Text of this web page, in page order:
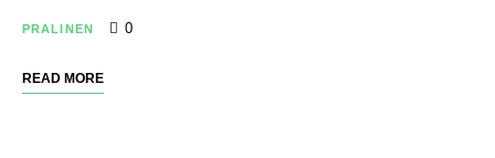
PRALINEN 0
READ MORE